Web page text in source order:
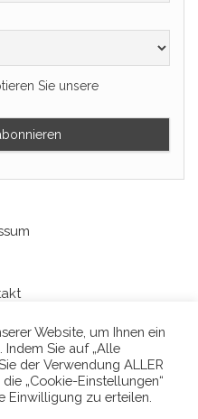
Sie unsere
Website, um Ihnen ein
Sie auf „Alle
der Verwendung ALLER
„Cookie-Einstellungen“
Einwilligung zu erteilen.